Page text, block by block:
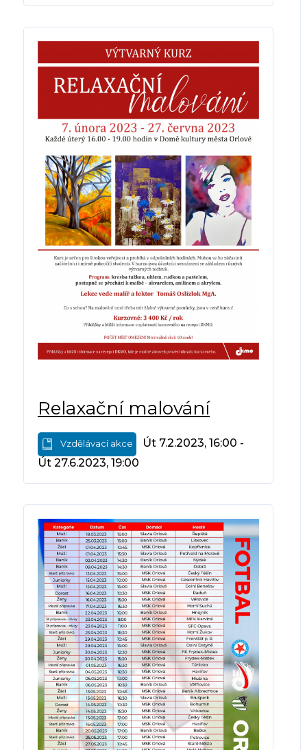
Relaxační malování
Vzdělávací akce
Út 7.2.2023, 16:00 -
Út 27.6.2023, 19:00